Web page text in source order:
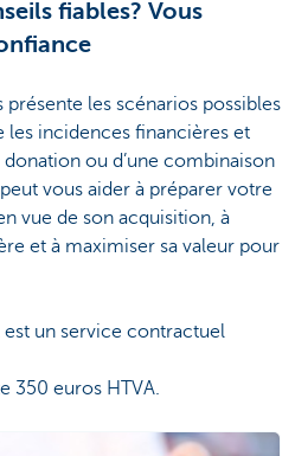
fiables? Vous
les scénarios possibles
les incidences financières et
donation ou d’une combinaison
vous aider à préparer votre
vue de son acquisition, à
et à maximiser sa valeur pour
est un service contractuel
350 euros HTVA.